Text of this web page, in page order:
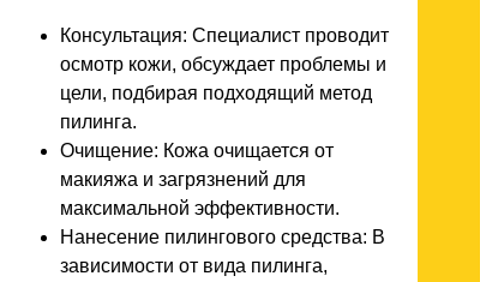
Консультация: Специалист проводит
осмотр кожи, обсуждает проблемы и
цели, подбирая подходящий метод
пилинга.
Очищение: Кожа очищается от
макияжа и загрязнений для
максимальной эффективности.
Нанесение пилингового средства: В
зависимости от вида пилинга,